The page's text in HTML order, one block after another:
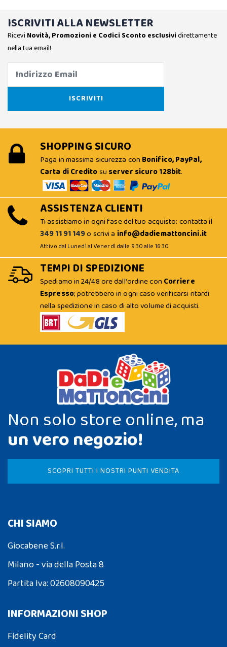
ISCRIVITI ALLA NEWSLETTER
Ricevi Novità, Promozioni e Codici Sconto esclusividirettamente
nella tua email!
SHOPPING SICURO
Paga in massima sicurezza con Bonifico, PayPal,
Carta di Creditosu server sicuro 128bit.
ASSISTENZA CLIENTI
Ti assistiamo in ogni fase del tuo acquisto: contatta il
349 11 91 149o scrivi a info@dadiemattoncini.it
Attivo dal Lunedì al Venerdì dalle 9:30 alle 16:30
TEMPI DI SPEDIZIONE
Spediamo in 24/48 ore dall'ordine con Corriere
Espresso; potrebbero in ogni caso verificarsi ritardi
nella spedizione in caso di alto volume di acquisti.
Non solo store online, ma
un vero negozio!
SCOPRI TUTTI I NOSTRI PUNTI VENDITA
CHI SIAMO
Giocabene S.r.l.
Milano - via della Posta 8
Partita Iva: 02608090425
INFORMAZIONI SHOP
Fidelity Card